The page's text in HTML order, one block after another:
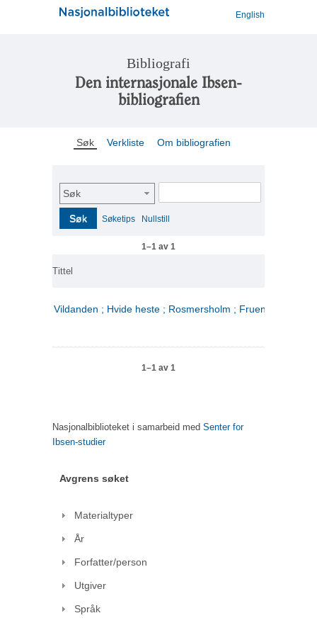
English
Bibliografi
Den internasjonale Ibsen-
bibliografien
Søk Verkliste Om bibliografien
Søk
Søk Søketips Nullstill
1–1 av 1
Tittel
Vildanden ; Hvide heste ; Rosmersholm ; Fruen fra havet
1–1 av 1
Nasjonalbiblioteket i samarbeid med Senter for
Ibsen-studier
Avgrens søket
Materialtyper
År
Forfatter/person
Utgiver
Språk